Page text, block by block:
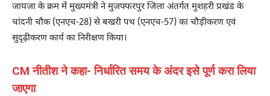
जायजा के क्रम में मुख्यमंत्री ने मुजफ्फरपुर जिला अंतर्गत मुशहरी प्रखंड के
चांदनी चौक (एनएच-28) से बखरी पथ (एनएच-57) का चौड़ीकरण एवं
सुदृढ़ीकरण कार्य का निरीक्षण किया।
CM नीतीश ने कहा- निर्धारित समय के अंदर इसे पूर्ण करा लिया
जाएगा